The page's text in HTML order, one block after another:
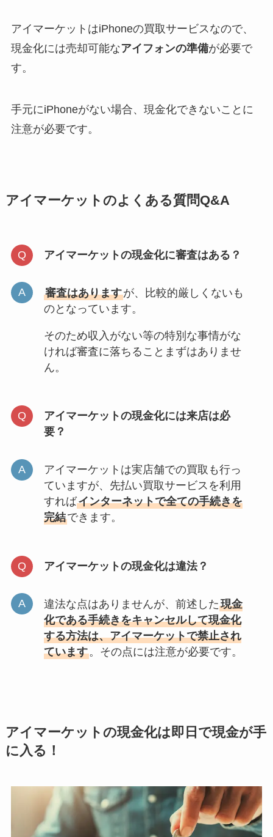
アイマーケットはiPhoneの買取サービスなので、
現金化には売却可能なアイフォンの準備が必要で
す。
手元にiPhoneがない場合、現金化できないことに
注意が必要です。
アイマーケットのよくある質問Q&A
アイマーケットの現金化に審査はある？
審査はありますが、比較的厳しくないも
のとなっています。
そのため収入がない等の特別な事情がな
ければ審査に落ちることまずはありませ
ん。
アイマーケットの現金化には来店は必
要？
アイマーケットは実店舗での買取も行っ
ていますが、先払い買取サービスを利用
すればインターネットで全ての手続きを
完結できます。
アイマーケットの現金化は違法？
違法な点はありませんが、前述した現金
化である手続きをキャンセルして現金化
する方法は、アイマーケットで禁止され
ています。その点には注意が必要です。
アイマーケットの現金化は即日で現金が手
に入る！